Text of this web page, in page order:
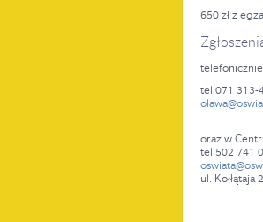
650 zł z
tel 071 313-
oraz w
tel 502 741
ul.